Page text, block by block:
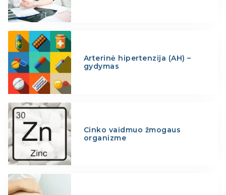
Arterinė hipertenzija (AH) –
gydymas
Cinko vaidmuo žmogaus
organizme